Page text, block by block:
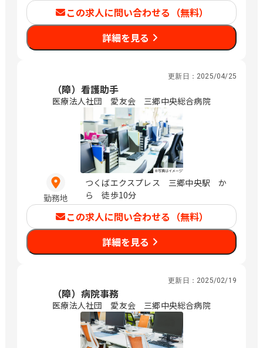
この求人に問い合わせる（無料）
詳細を見る
更新日： 2025/04/25
（障）看護助手
医療法人社団 愛友会 三郷中央総合病院
勤務地
つくばエクスプレス 三郷中央駅 か
ら 徒歩10分
この求人に問い合わせる（無料）
詳細を見る
更新日： 2025/02/19
（障）病院事務
医療法人社団 愛友会 三郷中央総合病院